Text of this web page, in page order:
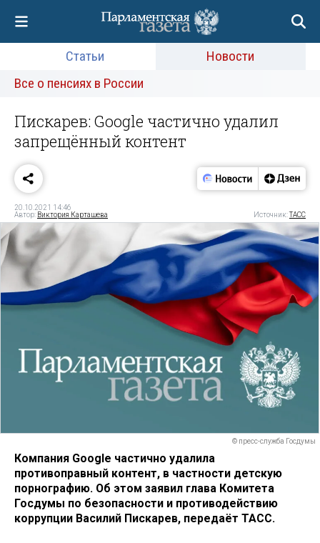
Статьи
Новости
Все о пенсиях в России
Пискарев: Google частично удалил
запрещённый контент
20.10.2021 14:46
Автор: Виктория Карташева Источник:ТАСС
© пресс-служба Госдумы
Компания Google частично удалила
противоправный контент, в частности детскую
порнографию. Об этом заявил глава Комитета
Госдумы по безопасности и противодействию
коррупции Василий Пискарев, передаёт ТАСС.